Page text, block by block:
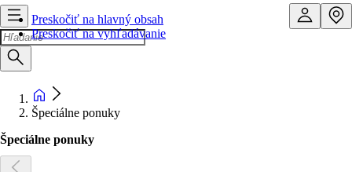
Preskočiť na hlavný obsah
Preskočiť na vyhľadávanie
Špeciálne ponuky
Špeciálne ponuky